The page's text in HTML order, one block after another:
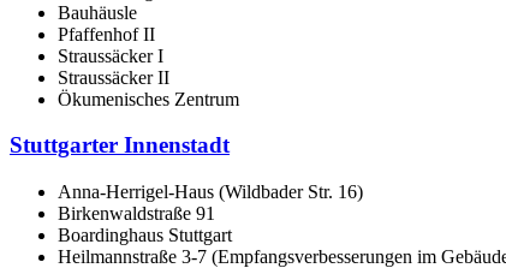
Bauhäusle
Pfaffenhof II
Straussäcker I
Straussäcker II
Ökumenisches Zentrum
Stuttgarter Innenstadt
Anna-Herrigel-Haus (Wildbader Str. 16)
Birkenwaldstraße 91
Boardinghaus Stuttgart
Heilmannstraße 3-7 (Empfangsverbesserungen im